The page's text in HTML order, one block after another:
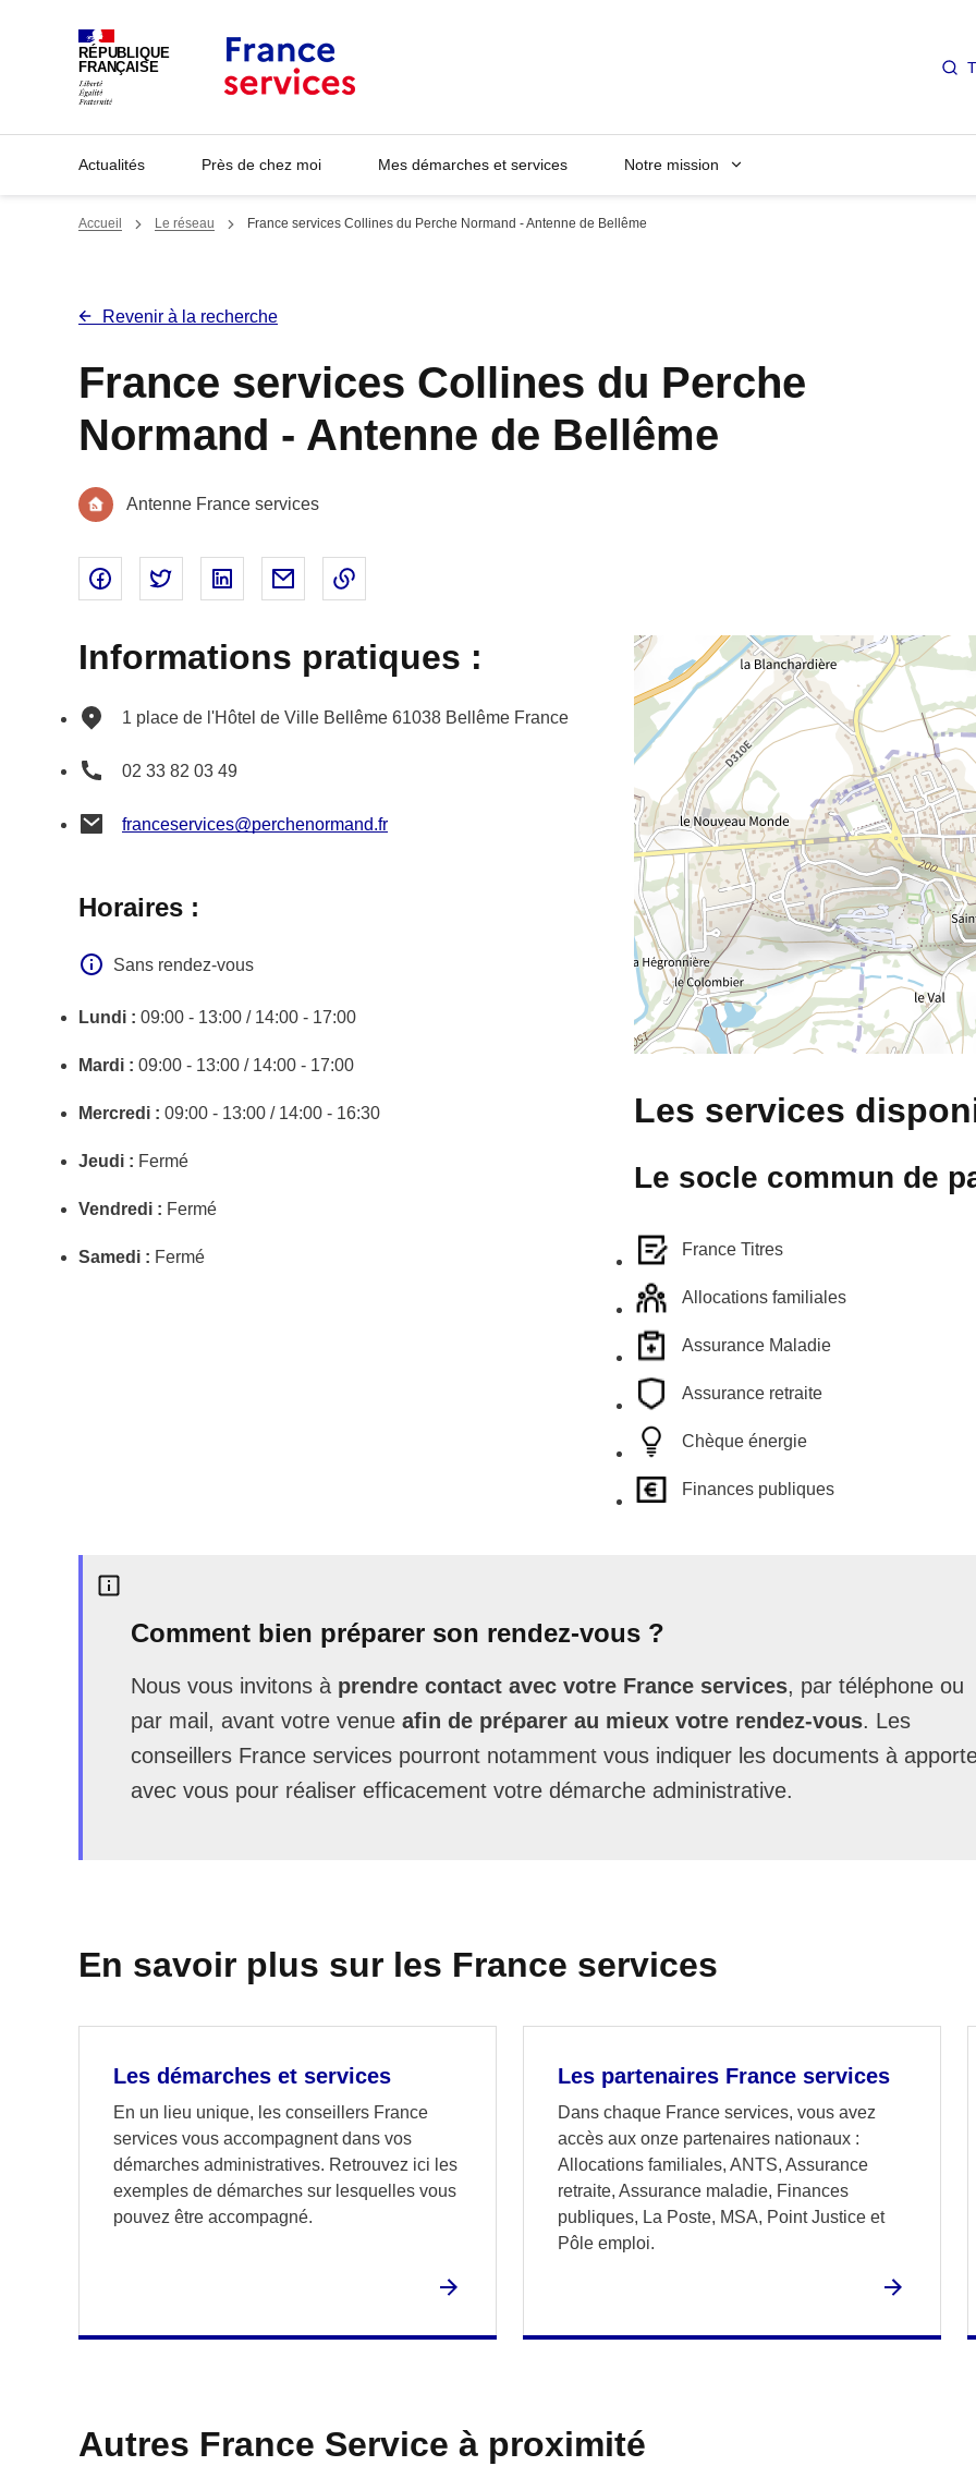
RÉPUBLIQUE
FRANÇAISE
Actualités Près de chez moi Mes démarches et services Notre mission
Accueil Le réseau France services Collines du Perche Normand - Antenne de Bellême
Revenir à la recherche
France services Collines du Perche
Normand - Antenne de Bellême
Antenne France services
Partager sur Facebook - nouvelle fenêtre
Partager sur Twitter - nouvelle fenêtre
Partager sur Linked In - nouvelle fenêtre
Partager par email - nouvelle fenêtre
Informations pratiques :
1 place de l'Hôtel de Ville Bellême 61038 Bellême France
02 33 82 03 49
franceservices@perchenormand.fr
Horaires :
Sans rendez-vous
Lundi : 09:00 - 13:00 / 14:00 - 17:00
Mardi : 09:00 - 13:00 / 14:00 - 17:00
Mercredi : 09:00 - 13:00 / 14:00 - 16:30
Jeudi : Fermé
Vendredi : Fermé
Samedi : Fermé
Les services
Le socle commun de
France Titres
Allocations familiales
Assurance Maladie
Assurance retraite
Chèque énergie
Finances publiques
Comment bien préparer son rendez-vous ?
Nous vous invitons à prendre contact avec votre France services, par téléphone ou
par mail, avant votre venue afin de préparer au mieux votre rendez-vous. Les
conseillers France services pourront notamment vous indiquer les documents à
avec vous pour réaliser efficacement votre démarche administrative.
En savoir plus sur les France services
Les démarches et services
En un lieu unique, les conseillers France
services vous accompagnent dans vos
démarches administratives. Retrouvez ici les
exemples de démarches sur lesquelles vous
pouvez être accompagné.
Les partenaires France services
Dans chaque France services, vous avez
accès aux onze partenaires nationaux :
Allocations familiales, ANTS, Assurance
retraite, Assurance maladie, Finances
publiques, La Poste, MSA, Point Justice et
Pôle emploi.
Autres France Service à proximité